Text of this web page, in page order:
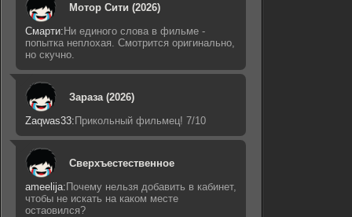
Мотор Сити (2026)
Смарти: Ни единого слова в фильме -
попытка неплохая. Смотрится оригинально,
но скучно.
Зараза (2026)
Zaqwas33: Прикольный фильмец! 7/10
Сверхъестественное
ameelija: Почему нельзя добавить в кабинет,
чтобы не искать на каком месте
остаовился?